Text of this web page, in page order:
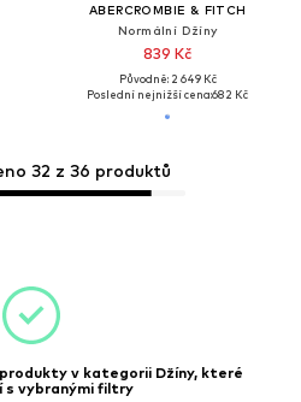
ABERCROMBIE & FITCH
Normální Džíny
839 Kč
Původně: 2 649 Kč
Poslední nejnižší cena:682 Kč
32 z 36 produktů
v kategorii Džíny, které
s vybranými filtry